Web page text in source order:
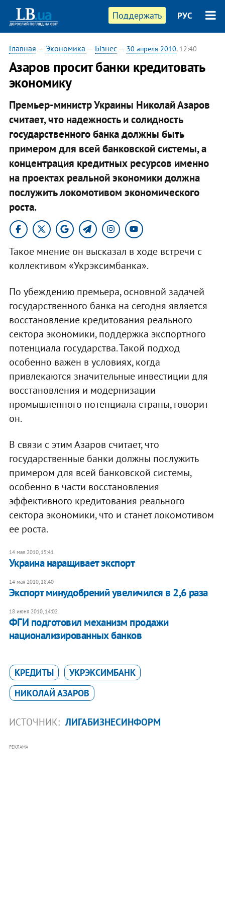
Поддержать РУС
Главная — Экономика — Бізнес— 30 апреля 2010, 12:40
Азаров просит банки кредитовать
экономику
Премьер-министр Украины Николай Азаров
считает, что надежность и солидность
государственного банка должны быть
примером для всей банковской системы, а
концентрация кредитных ресурсов именно
на проектах реальной экономики должна
послужить локомотивом экономического
роста.
Такое мнение он высказал в ходе встречи с
коллективом «Укрэксимбанка».
По убеждению премьера, основной задачей
государственного банка на сегодня является
восстановление кредитования реального
сектора экономики, поддержка экспортного
потенциала государства. Такой подход
особенно важен в условиях, когда
привлекаются значительные инвестиции для
восстановления и модернизации
промышленного потенциала страны, говорит
он.
В связи с этим Азаров считает, что
государственные банки должны послужить
примером для всей банковской системы,
особенно в части восстановления
эффективного кредитования реального
сектора экономики, что и станет локомотивом
ее роста.
14 мая 2010, 15:41
Украина наращивает экспорт
14 мая 2010, 18:40
Экспорт минудобрений увеличился в 2,6 раза
18 июня 2010, 14:02
ФГИ подготовил механизм продажи
национализированных банков
КРЕДИТЫ
УКРЭКСИМБАНК
НИКОЛАЙ АЗАРОВ
ИСТОЧНИК: ЛИГАБИЗНЕСИНФОРМ
РЕКЛАМА